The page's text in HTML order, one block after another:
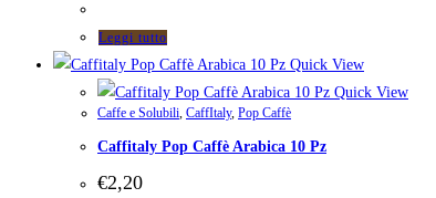
essere
pagina
del
Leggi tutto
Quick View
Quick View
Caffe e Solubili, CaffItaly, Pop Caffè
Caffitaly Pop Caffè Arabica 10 Pz
€2,20